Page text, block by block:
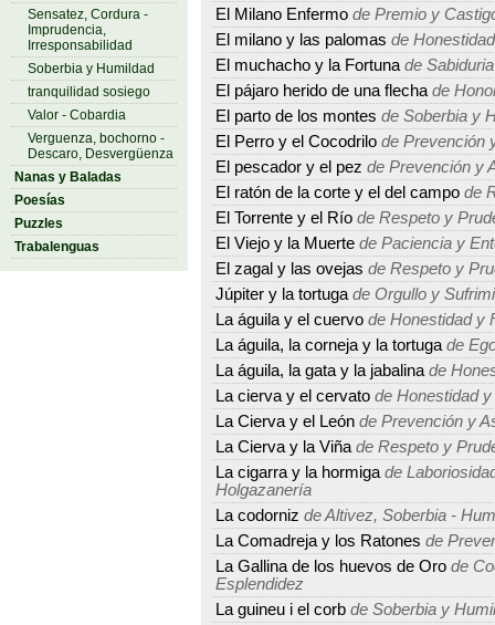
Sensatez, Cordura -
Imprudencia,
Irresponsabilidad
Soberbia y Humildad
tranquilidad sosiego
Valor - Cobardia
Verguenza, bochorno -
Descaro, Desvergüenza
Nanas y Baladas
Poesías
Puzzles
Trabalenguas
El Milano Enfermo de Premio y
El milano y las palomas de
El muchacho y la Fortuna de
El pájaro herido de una flecha de
El parto de los montes de Soberbia y
El Perro y el Cocodrilo de Prevención
El pescador y el pez de Prevención y
El ratón de la corte y el del campo de
El Torrente y el Río de Respeto y
El Viejo y la Muerte de Paciencia y
El zagal y las ovejas de Respeto y
Júpiter y la tortuga de Orgullo y
La águila y el cuervo de Honestidad y
La águila, la corneja y la tortuga de
La águila, la gata y la jabalina de
La cierva y el cervato de Honestidad
La Cierva y el León de Prevención y
La Cierva y la Viña de Respeto y
La cigarra y la hormiga de
Holgazanería
La codorniz de Altivez, Soberbia -
La Comadreja y los Ratones de
La Gallina de los huevos de Oro de
Esplendidez
La guineu i el corb de Soberbia y